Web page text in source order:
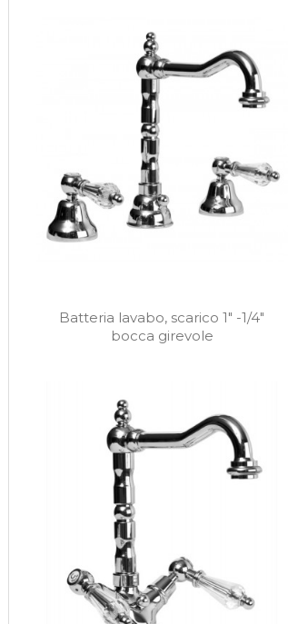
Batteria lavabo, scarico 1" -1/4"
bocca girevole